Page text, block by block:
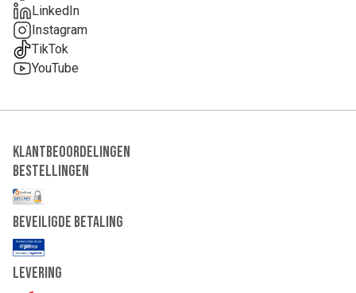
LinkedIn
Instagram
TikTok
YouTube
Klantbeoordelingen
Bestellingen
Beveiligde Betaling
Levering